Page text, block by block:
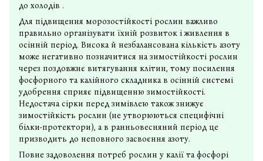
до холодів .
Для підвищення морозостійкості рослин важливо
правильно організувати їхній розвиток і живлення в
осінній період. Висока й незбалансована кількість азоту
може негативно позначитися на зимостійкості рослин
через поздовжнє витягування клітин, тому посилення
фосфорного та калійного складника в осінній системі
удобрення сприяє підвищенню зимостійкості.
Недостача сірки перед зимівлею також знижує
зимостійкість рослин (не утворюються специфічні
білки-протектори), а в ранньовесняний період це
призводить до неповного засвоєння азоту.
Повне задоволення потреб рослин у калії та фосфорі